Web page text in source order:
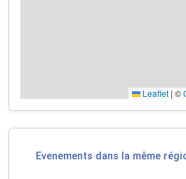
Leaflet | ©
Evenements dans la même